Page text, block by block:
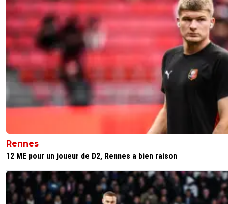
Rennes
12 ME pour un joueur de D2, Rennes a bien raison